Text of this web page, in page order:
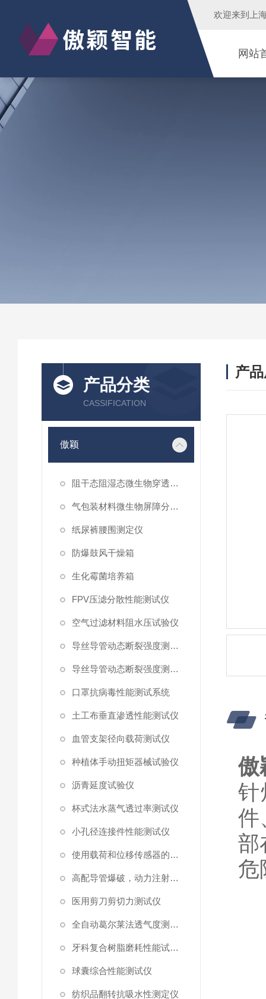
欢迎来到 上
网站
产品分类
CASSIFICATION
傲颖
阻干态阻湿态微生物穿透性能测试仪
气包装材料微生物屏障分等试验仪
纸尿裤腰围测定仪
防爆鼓风干燥箱
生化霉菌培养箱
FPV压滤分散性能测试仪
空气过滤材料阻水压试验仪
导丝导管动态断裂强度测试仪 （峰值拉力）
导丝导管动态断裂强度测试仪
口罩抗病毒性能测试系统
土工布垂直渗透性能测试仪
血管支架径向载荷测试仪
种植体手动扭矩器械试验仪
沥青延度试验仪
杯式法水蒸气透过率测试仪
小孔径连接件性能测试仪
使用载荷和位移传感器的塑料高速穿刺特性测试仪
高配导管爆破，动力注射中流量及压力测试仪
医用剪刀剪切力测试仪
全自动葛尔莱法透气度测试仪
牙科复合树脂磨耗性能试验仪
球囊综合性能测试仪
纺织品翻转抗吸水性测定仪
产
傲
针
件
部
危